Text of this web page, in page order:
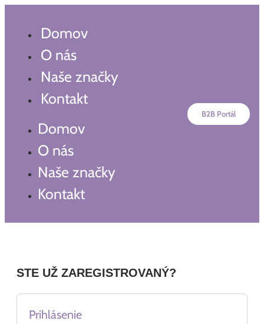
Preskočiť
Domov
O nás
Naše značky
Kontakt
Domov
O nás
Naše značky
Kontakt
B2B Portál
STE UŽ ZAREGISTROVANÝ?
Prihlásenie